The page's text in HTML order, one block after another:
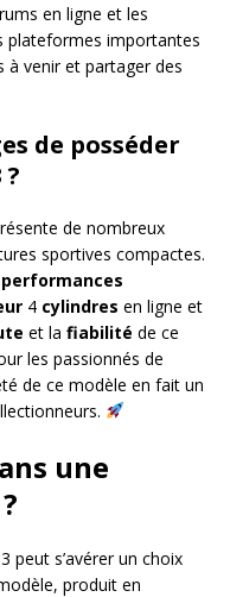
en ligne et les
plateformes importantes
venir et partager des
de posséder
de nombreux
sportives compactes.
performances
4 cylindres en ligne et
et la fiabilité de ce
les passionnés de
de ce modèle en fait un
une
peut s’avérer un choix
produit en